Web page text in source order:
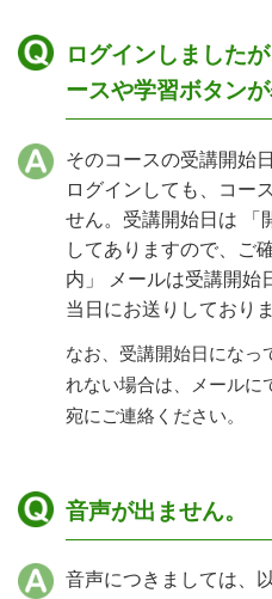
ログインしました
ースや学習ボタン
そのコースの受講開始
ログインしても、コー
せん。受講開始日は 「
してありますので、ご
内」 メールは受講開始
当日にお送りしておりま
なお、受講開始日になっ
れない場合は、メールに
宛にご連絡ください。
音声が出ません。
音声につきましては、